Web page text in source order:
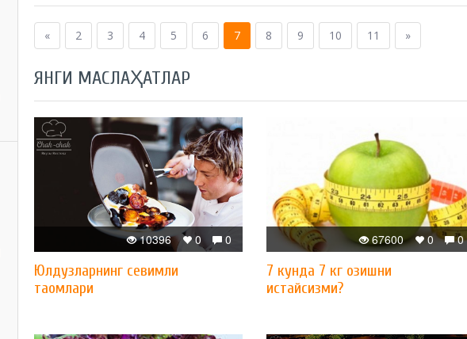
« 2 3 4 5 6 7 8 9 10 11 »
ЯНГИ МАСЛАҲАТЛАР
0
0
10396
​Юлдузларнинг севимли
таомлари
0
0
67600
7 кунда 7 кг озишни
истайсизми?